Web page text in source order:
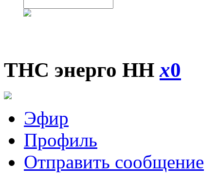
ТНС энерго ННx0
Эфир
Профиль
Отправить сообщение